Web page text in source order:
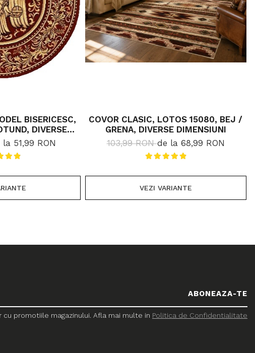
BISERICESC,
DIVERSE
GR/MP
la 51,99 RON
COVOR CLASIC, LOTOS 15080, BEJ /
GRENA, DIVERSE DIMENSIUNI
103,99 RONde la 68,99 RON
VEZI VARIANTE
promotiile magazinului. Afla mai multe in Politica de Confidentialitate